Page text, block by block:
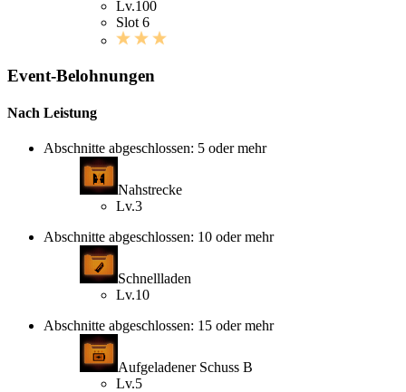
Lv.100
Slot 6
Event-Belohnungen
Nach Leistung
Abschnitte abgeschlossen: 5 oder mehr
Nahstrecke
Lv.3
Abschnitte abgeschlossen: 10 oder mehr
Schnellladen
Lv.10
Abschnitte abgeschlossen: 15 oder mehr
Aufgeladener Schuss B
Lv.5